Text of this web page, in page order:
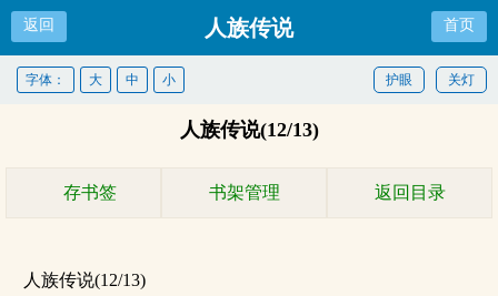
返回 人族传说 首页
关灯
护眼
字体： 大 中 小
人族传说(12/13)
存书签 书架管理 返回目录
人族传说(12/13)